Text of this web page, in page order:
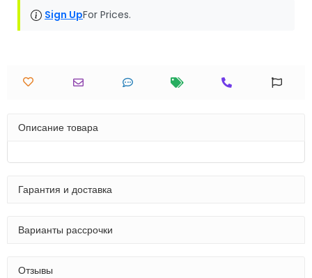
Sign UpFor Prices.
Описание товара
Гарантия и доставка
Варианты рассрочки
Отзывы